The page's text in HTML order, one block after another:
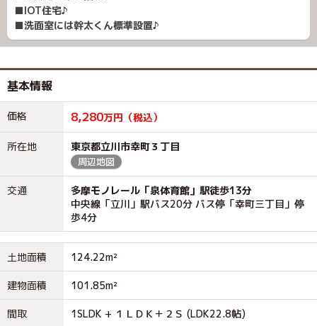
■IOT住宅♪
■洗面室には幹太くん標準設置♪
基本情報
価格 8,280万円（税込）
所在地 東京都立川市幸町３丁目
周辺地図
交通
多摩モノレール「泉体育館」駅徒歩13分
中央線「立川」駅バス20分 バス停「幸町三丁目」停
歩4分
土地面積 124.22m²
建物面積 101.85m²
間取 1SLDK + １ＬＤＫ＋２Ｓ (LDK22.8帖)